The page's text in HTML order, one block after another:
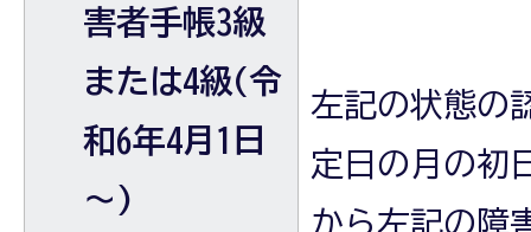
害者手帳3級
または4級(令
和6年4月1日
～)
左記の状態の
定日の月の初
から左記の障